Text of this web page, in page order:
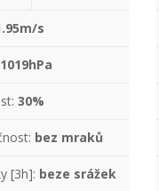
s
1019hPa
30%
bez mraků
[3h]: beze srážek